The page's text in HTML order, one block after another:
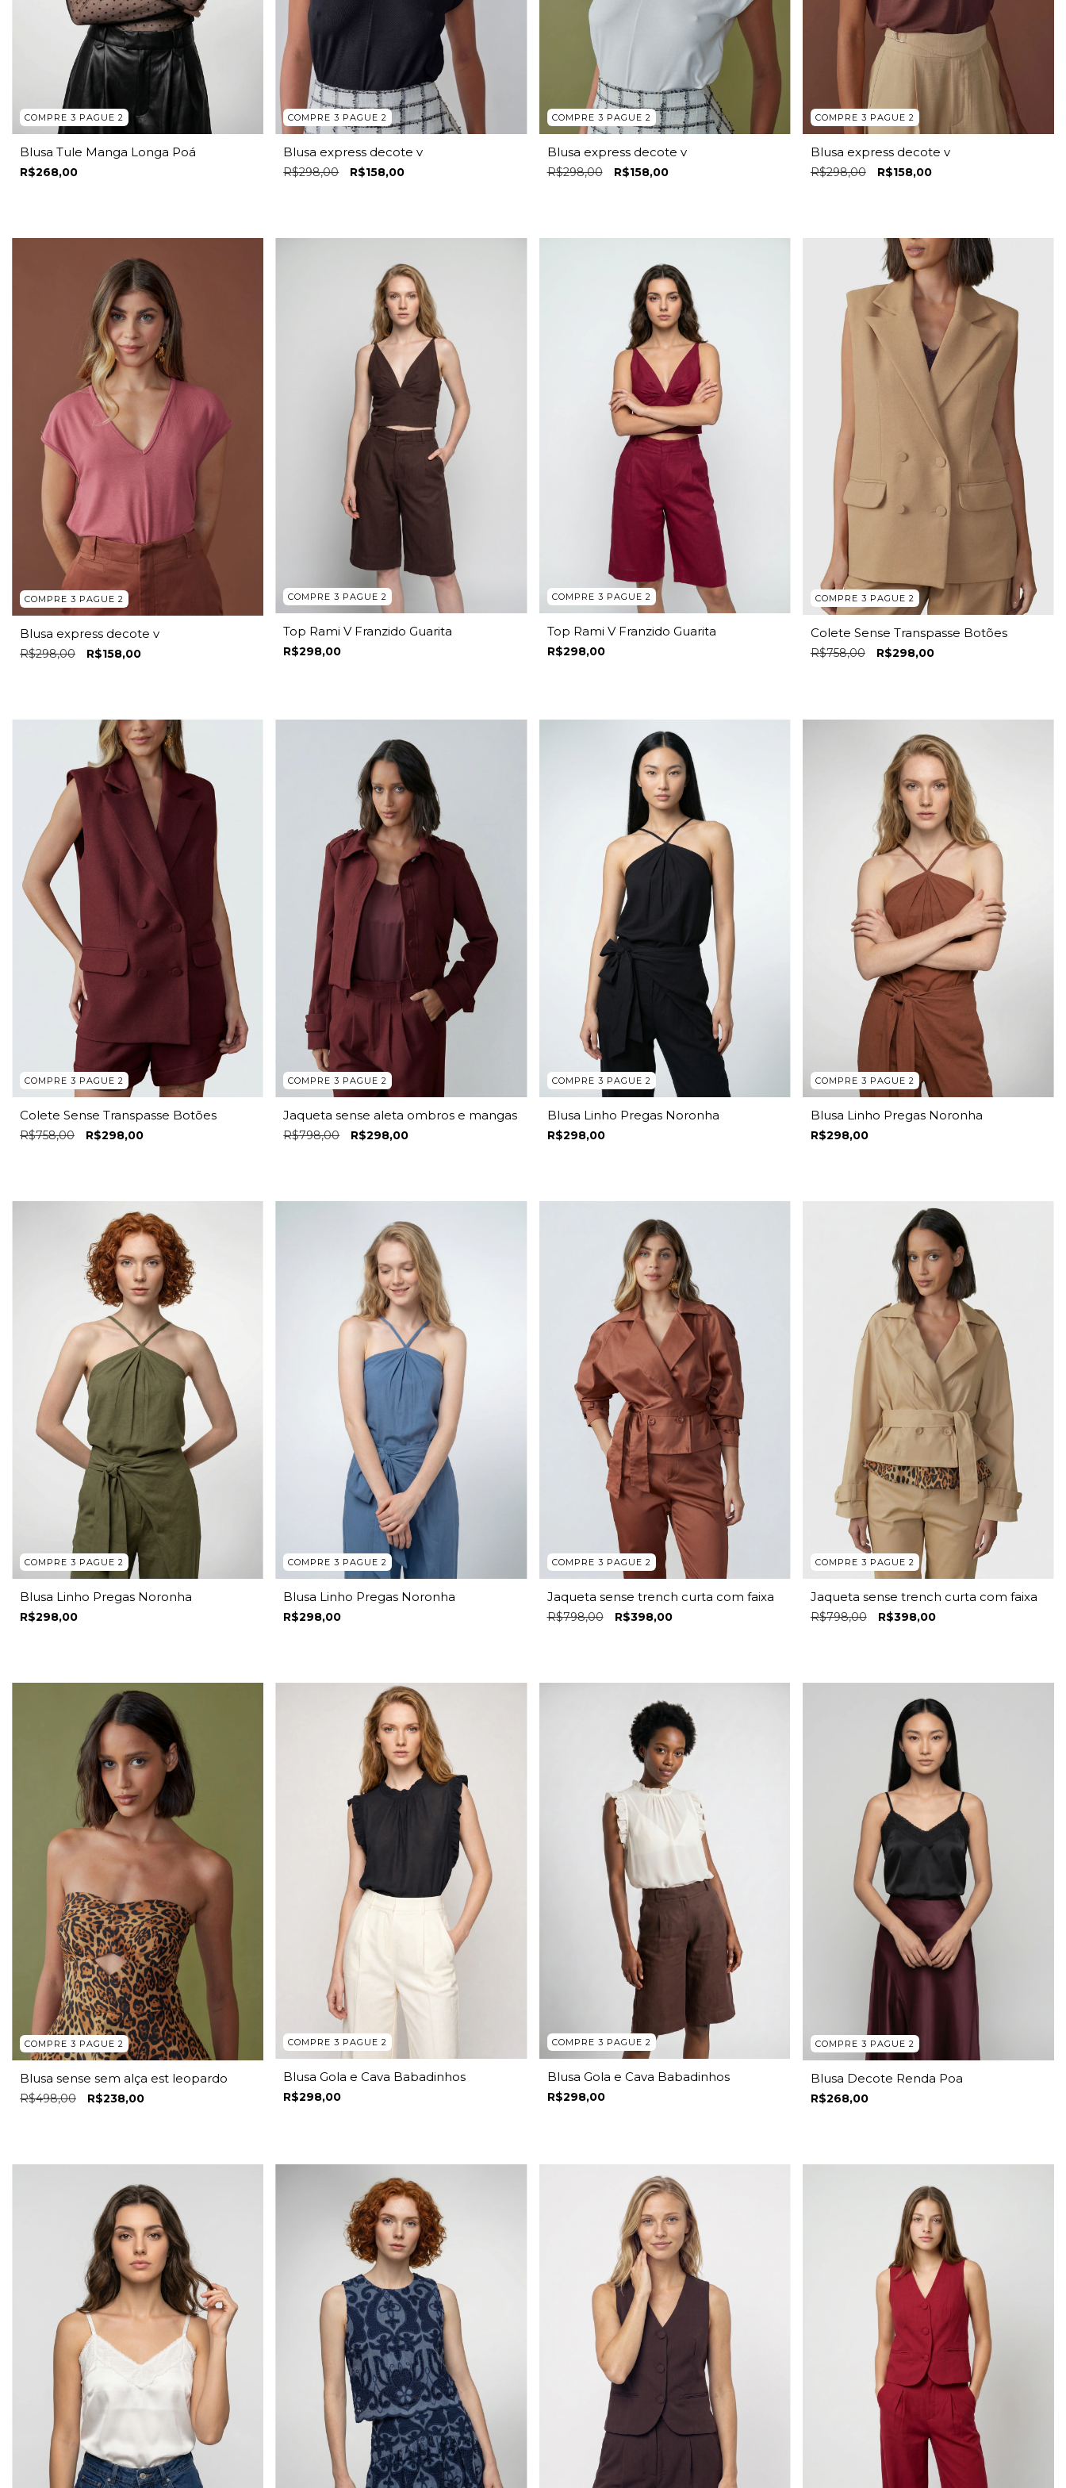
COMPRE 3 PAGUE 2
Blusa Tule Manga Longa Poá
R$268,00
COMPRE 3 PAGUE 2
Blusa express decote v
R$298,00 R$158,00
COMPRE 3 PAGUE 2
Blusa express decote v
R$298,00 R$158,00
COMPRE 3 PAGUE 2
Blusa express decote v
R$298,00 R$158,00
COMPRE 3 PAGUE 2
Blusa express decote v
R$298,00 R$158,00
COMPRE 3 PAGUE 2
Top Rami V Franzido Guarita
R$298,00
COMPRE 3 PAGUE 2
Top Rami V Franzido Guarita
R$298,00
COMPRE 3 PAGUE 2
Colete Sense Transpasse Botões
R$758,00 R$298,00
COMPRE 3 PAGUE 2
Colete Sense Transpasse Botões
R$758,00 R$298,00
COMPRE 3 PAGUE 2
Jaqueta sense aleta ombros e mangas
R$798,00 R$298,00
COMPRE 3 PAGUE 2
Blusa Linho Pregas Noronha
R$298,00
COMPRE 3 PAGUE 2
Blusa Linho Pregas Noronha
R$298,00
COMPRE 3 PAGUE 2
Blusa Linho Pregas Noronha
R$298,00
COMPRE 3 PAGUE 2
Blusa Linho Pregas Noronha
R$298,00
COMPRE 3 PAGUE 2
Jaqueta sense trench curta com faixa
R$798,00 R$398,00
COMPRE 3 PAGUE 2
Jaqueta sense trench curta com faixa
R$798,00 R$398,00
COMPRE 3 PAGUE 2
Blusa sense sem alça est leopardo
R$498,00 R$238,00
COMPRE 3 PAGUE 2
Blusa Gola e Cava Babadinhos
R$298,00
COMPRE 3 PAGUE 2
Blusa Gola e Cava Babadinhos
R$298,00
COMPRE 3 PAGUE 2
Blusa Decote Renda Poa
R$268,00